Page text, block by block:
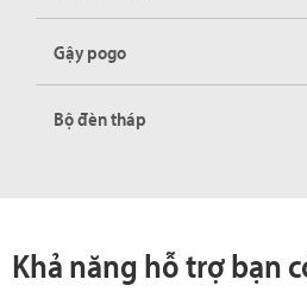
Gậy pogo
Bộ đèn tháp
Khả năng hỗ trợ bạn